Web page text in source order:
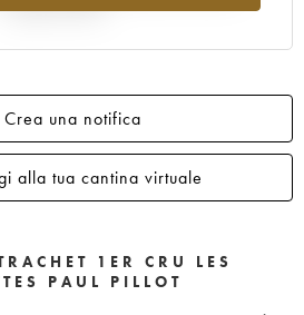
Crea una notifica
alla tua cantina virtuale
1ER CRU LES
PAUL PILLOT